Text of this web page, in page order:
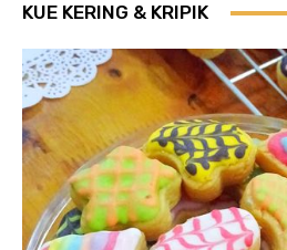
KUE KERING & KRIPIK